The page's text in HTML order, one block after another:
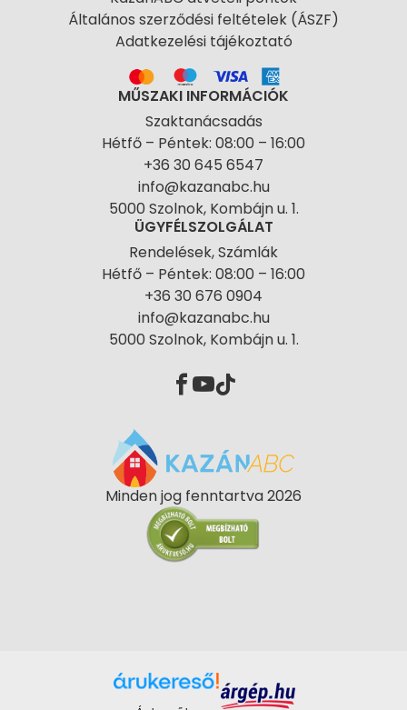
Általános szerződési feltételek (ÁSZF)
Adatkezelési tájékoztató
MŰSZAKI INFORMÁCIÓK
Szaktanácsadás
Hétfő – Péntek: 08:00 – 16:00
+36 30 645 6547
info@kazanabc.hu
5000 Szolnok, Kombájn u. 1.
ÜGYFÉLSZOLGÁLAT
Rendelések, Számlák
Hétfő – Péntek: 08:00 – 16:00
+36 30 676 0904
info@kazanabc.hu
5000 Szolnok, Kombájn u. 1.
Minden jog fenntartva 2026